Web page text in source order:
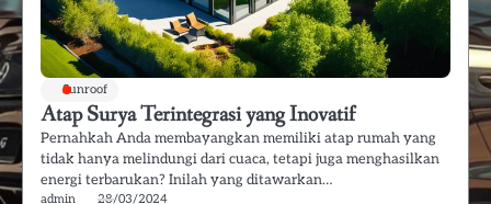
Sunroof
Atap Surya Terintegrasi yang Inovatif
Pernahkah Anda membayangkan memiliki atap rumah yang
tidak hanya melindungi dari cuaca, tetapi juga menghasilkan
energi terbarukan? Inilah yang ditawarkan…
admin 28/03/2024